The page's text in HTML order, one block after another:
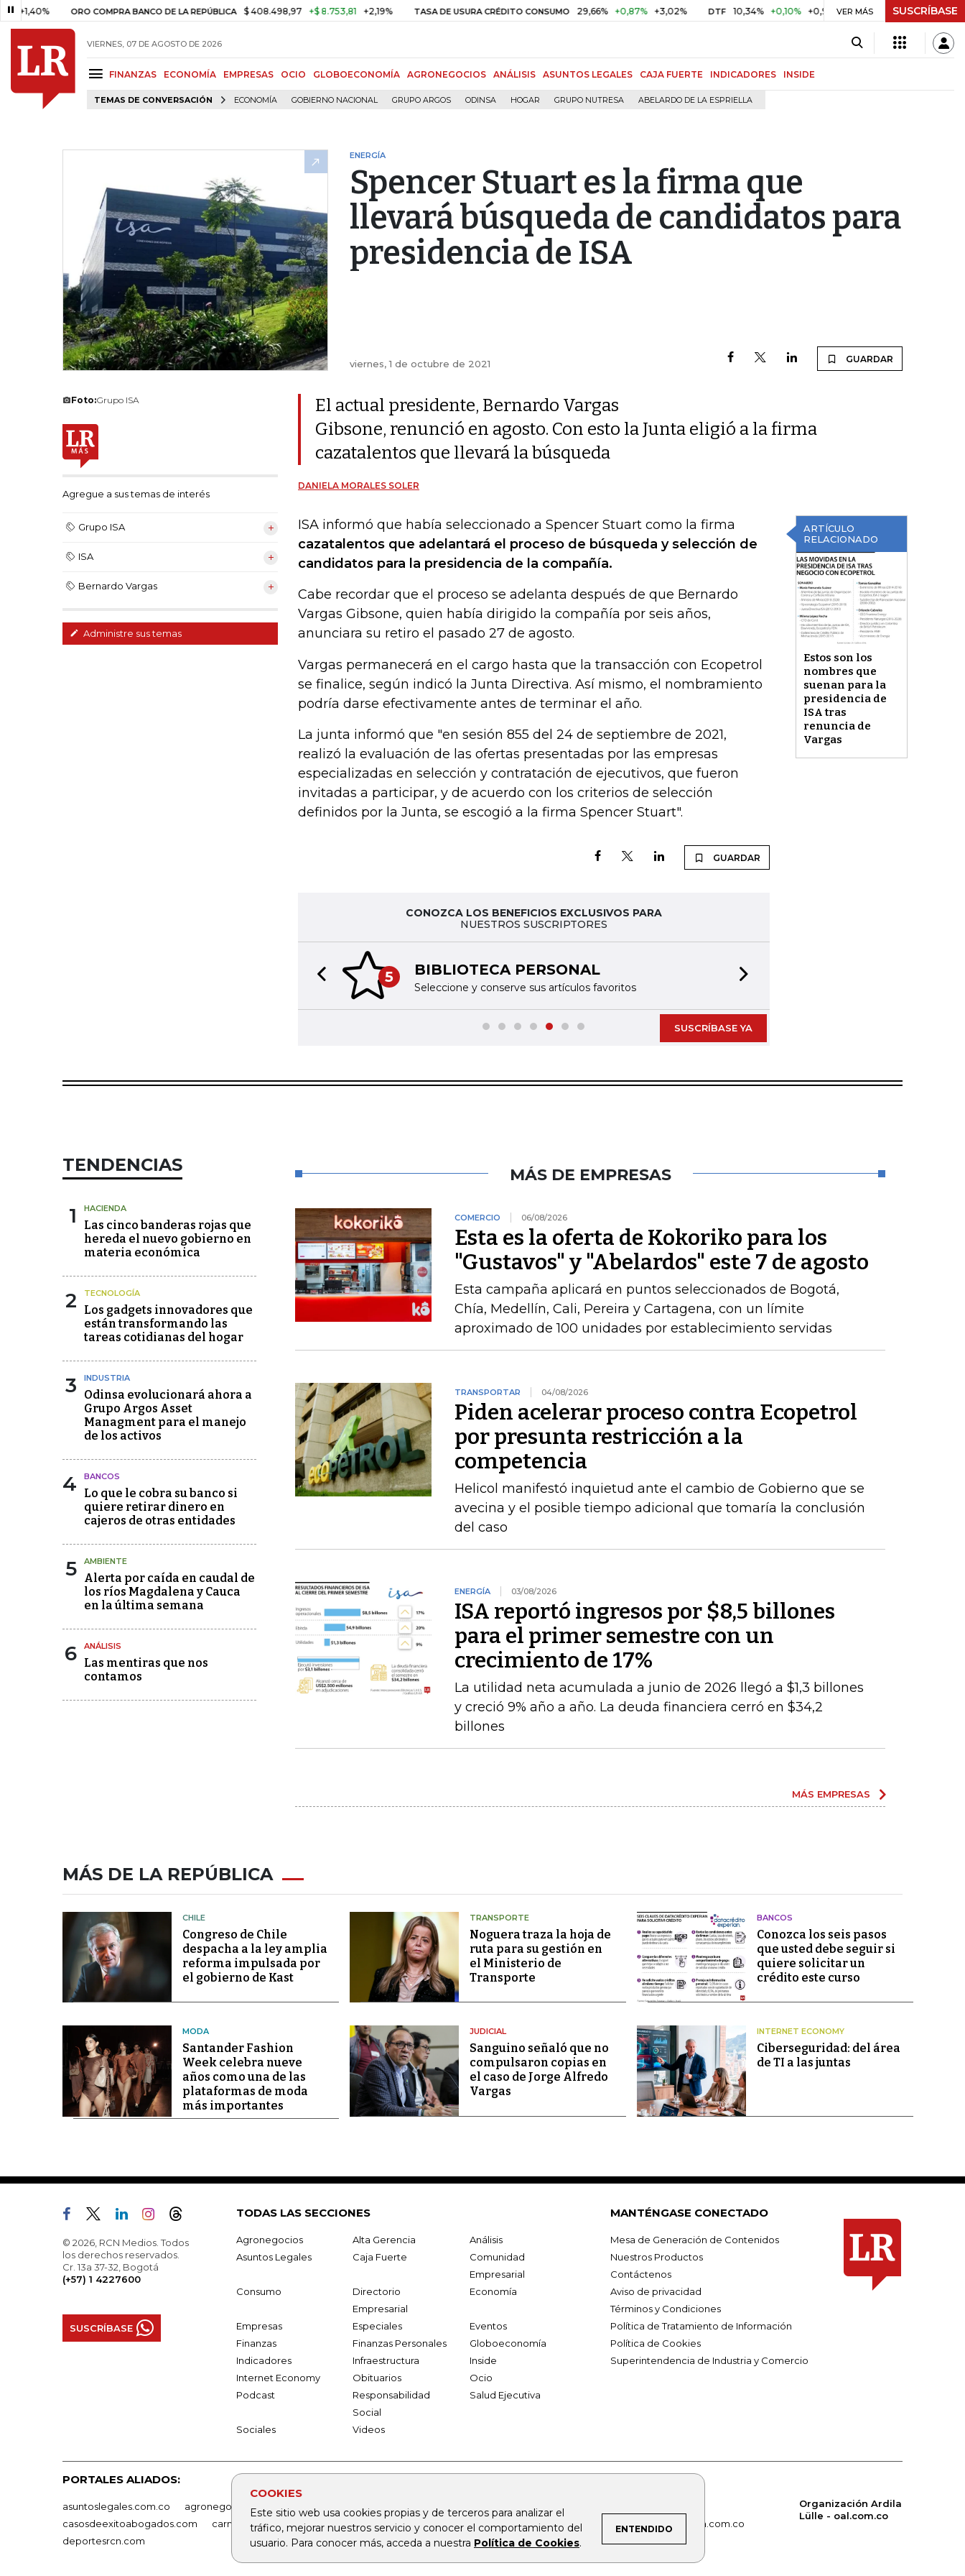
ORO COMPRA BANCO DE LA REPÚBLICA $ 408.498,97 +$ 8.753,81 +2,19% TASA DE USURA CRÉDITO CONSUMO 29,66% +0,87% +3,02% DTF 10,34% +0,10% +0,98% UVR $ 416,91 +$ 0,05
VER MÁS SUSCRÍBASE
VIERNES, 07 DE AGOSTO DE 2026
FINANZAS ECONOMÍA EMPRESAS OCIO GLOBOECONOMÍA AGRONEGOCIOS ANÁLISIS ASUNTOS LEGALES CAJA FUERTE INDICADORES INSIDE
TEMAS DE CONVERSACIÓN ECONOMÍA GOBIERNO NACIONAL GRUPO ARGOS ODINSA HOGAR GRUPO NUTRESA ABELARDO DE LA ESPRIELLA
COOKIES
Este sitio web usa cookies propias y de terceros para analizar el
tráfico, mejorar nuestros servicio y conocer el comportamiento del
usuario. Para conocer más, acceda a nuestra Política de Cookies.
ENTENDIDO
ENERGÍA
Spencer Stuart es la firma que
llevará búsqueda de candidatos para
presidencia de ISA
viernes, 1 de octubre de 2021 GUARDAR
Foto:Grupo ISA
Agregue a sus temas de interés
Grupo ISA
ISA
Bernardo Vargas
Administre sus temas
El actual presidente, Bernardo Vargas
Gibsone, renunció en agosto. Con esto la Junta eligió a la firma
cazatalentos que llevará la búsqueda
DANIELA MORALES SOLER
ARTÍCULO
RELACIONADO
Estos son los
nombres que
suenan para la
presidencia de
ISA tras
renuncia de
Vargas
ISA informó que había seleccionado a Spencer Stuart como la firma
cazatalentos que adelantará el proceso de búsqueda y selección de
candidatos para la presidencia de la compañía.
Cabe recordar que el proceso se adelanta después de que Bernardo
Vargas Gibsone, quien había dirigido la compañía por seis años,
anunciara su retiro el pasado 27 de agosto.
Vargas permanecerá en el cargo hasta que la transacción con Ecopetrol
se finalice, según indicó la Junta Directiva. Así mismo, el nombramiento
podría darse efectivamente antes de terminar el año.
La junta informó que "en sesión 855 del 24 de septiembre de 2021,
realizó la evaluación de las ofertas presentadas por las empresas
especializadas en selección y contratación de ejecutivos, que fueron
invitadas a participar, y de acuerdo con los criterios de selección
definidos por la Junta, se escogió a la firma Spencer Stuart".
GUARDAR
CONOZCA LOS BENEFICIOS EXCLUSIVOS PARA
NUESTROS SUSCRIPTORES
5 BIBLIOTECA PERSONAL
Seleccione y conserve sus artículos favoritos
Previous slide
SUSCRÍBASE YA
TENDENCIAS
1 HACIENDA
Las cinco banderas rojas que
hereda el nuevo gobierno en
materia económica
2 TECNOLOGÍA
Los gadgets innovadores que
están transformando las
tareas cotidianas del hogar
3 INDUSTRIA
Odinsa evolucionará ahora a
Grupo Argos Asset
Managment para el manejo
de los activos
4 BANCOS
Lo que le cobra su banco si
quiere retirar dinero en
cajeros de otras entidades
5 AMBIENTE
Alerta por caída en caudal de
los ríos Magdalena y Cauca
en la última semana
6 ANÁLISIS
Las mentiras que nos
contamos
MÁS DE EMPRESAS
COMERCIO 06/08/2026
Esta es la oferta de Kokoriko para los
"Gustavos" y "Abelardos" este 7 de agosto
Esta campaña aplicará en puntos seleccionados de Bogotá,
Chía, Medellín, Cali, Pereira y Cartagena, con un límite
aproximado de 100 unidades por establecimiento servidas
TRANSPORTAR 04/08/2026
Piden acelerar proceso contra Ecopetrol
por presunta restricción a la
competencia
Helicol manifestó inquietud ante el cambio de Gobierno que se
avecina y el posible tiempo adicional que tomaría la conclusión
del caso
ENERGÍA 03/08/2026
ISA reportó ingresos por $8,5 billones
para el primer semestre con un
crecimiento de 17%
La utilidad neta acumulada a junio de 2026 llegó a $1,3 billones
y creció 9% año a año. La deuda financiera cerró en $34,2
billones
MÁS EMPRESAS
MÁS DE LA REPÚBLICA
CHILE
Congreso de Chile
despacha a la ley amplia
reforma impulsada por
el gobierno de Kast
TRANSPORTE
Noguera traza la hoja de
ruta para su gestión en
el Ministerio de
Transporte
BANCOS
Conozca los seis pasos
que usted debe seguir si
quiere solicitar un
crédito este curso
MODA
Santander Fashion
Week celebra nueve
años como una de las
plataformas de moda
más importantes
JUDICIAL
Sanguino señaló que no
compulsaron copias en
el caso de Jorge Alfredo
Vargas
INTERNET ECONOMY
Ciberseguridad: del área
de TI a las juntas
© 2026, RCN Medios. Todos
los derechos reservados.
Cr. 13a 37-32, Bogotá
(+57) 1 4227600
SUSCRÍBASE
TODAS LAS SECCIONES
Agronegocios Alta Gerencia
Análisis
Asuntos Legales
Caja Fuerte
Comunidad
Empresarial
Consumo
Directorio
Empresarial
Economía
Empresas Especiales
Eventos
Finanzas
Finanzas Personales
Globoeconomía
Indicadores
Infraestructura
Inside
Internet Economy
Obituarios
Ocio
Podcast
Responsabilidad
Social
Salud Ejecutiva
Sociales Videos
MANTÉNGASE CONECTADO
Mesa de Generación de Contenidos
Nuestros Productos
Contáctenos
Aviso de privacidad
Términos y Condiciones
Política de Tratamiento de Información
Política de Cookies
Superintendencia de Industria y Comercio
PORTALES ALIADOS:
asuntoslegales.com.co agronegocios.co empresas.larepublica.co firmasdeabogados.com
bolsaencolombia.com
casosdeexitoabogados.com
carnavalindustriacultural.com canalrcn.com rcnradio.com noticiasrcn.com lafm.com.co
alerta.com.co
deportesrcn.com
Organización Ardila
Lülle - oal.com.co